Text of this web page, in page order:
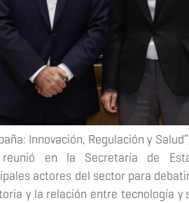
Innovación, Regulación y
en la Secretaría de
actores del sector para
y la relación entre tecnología y